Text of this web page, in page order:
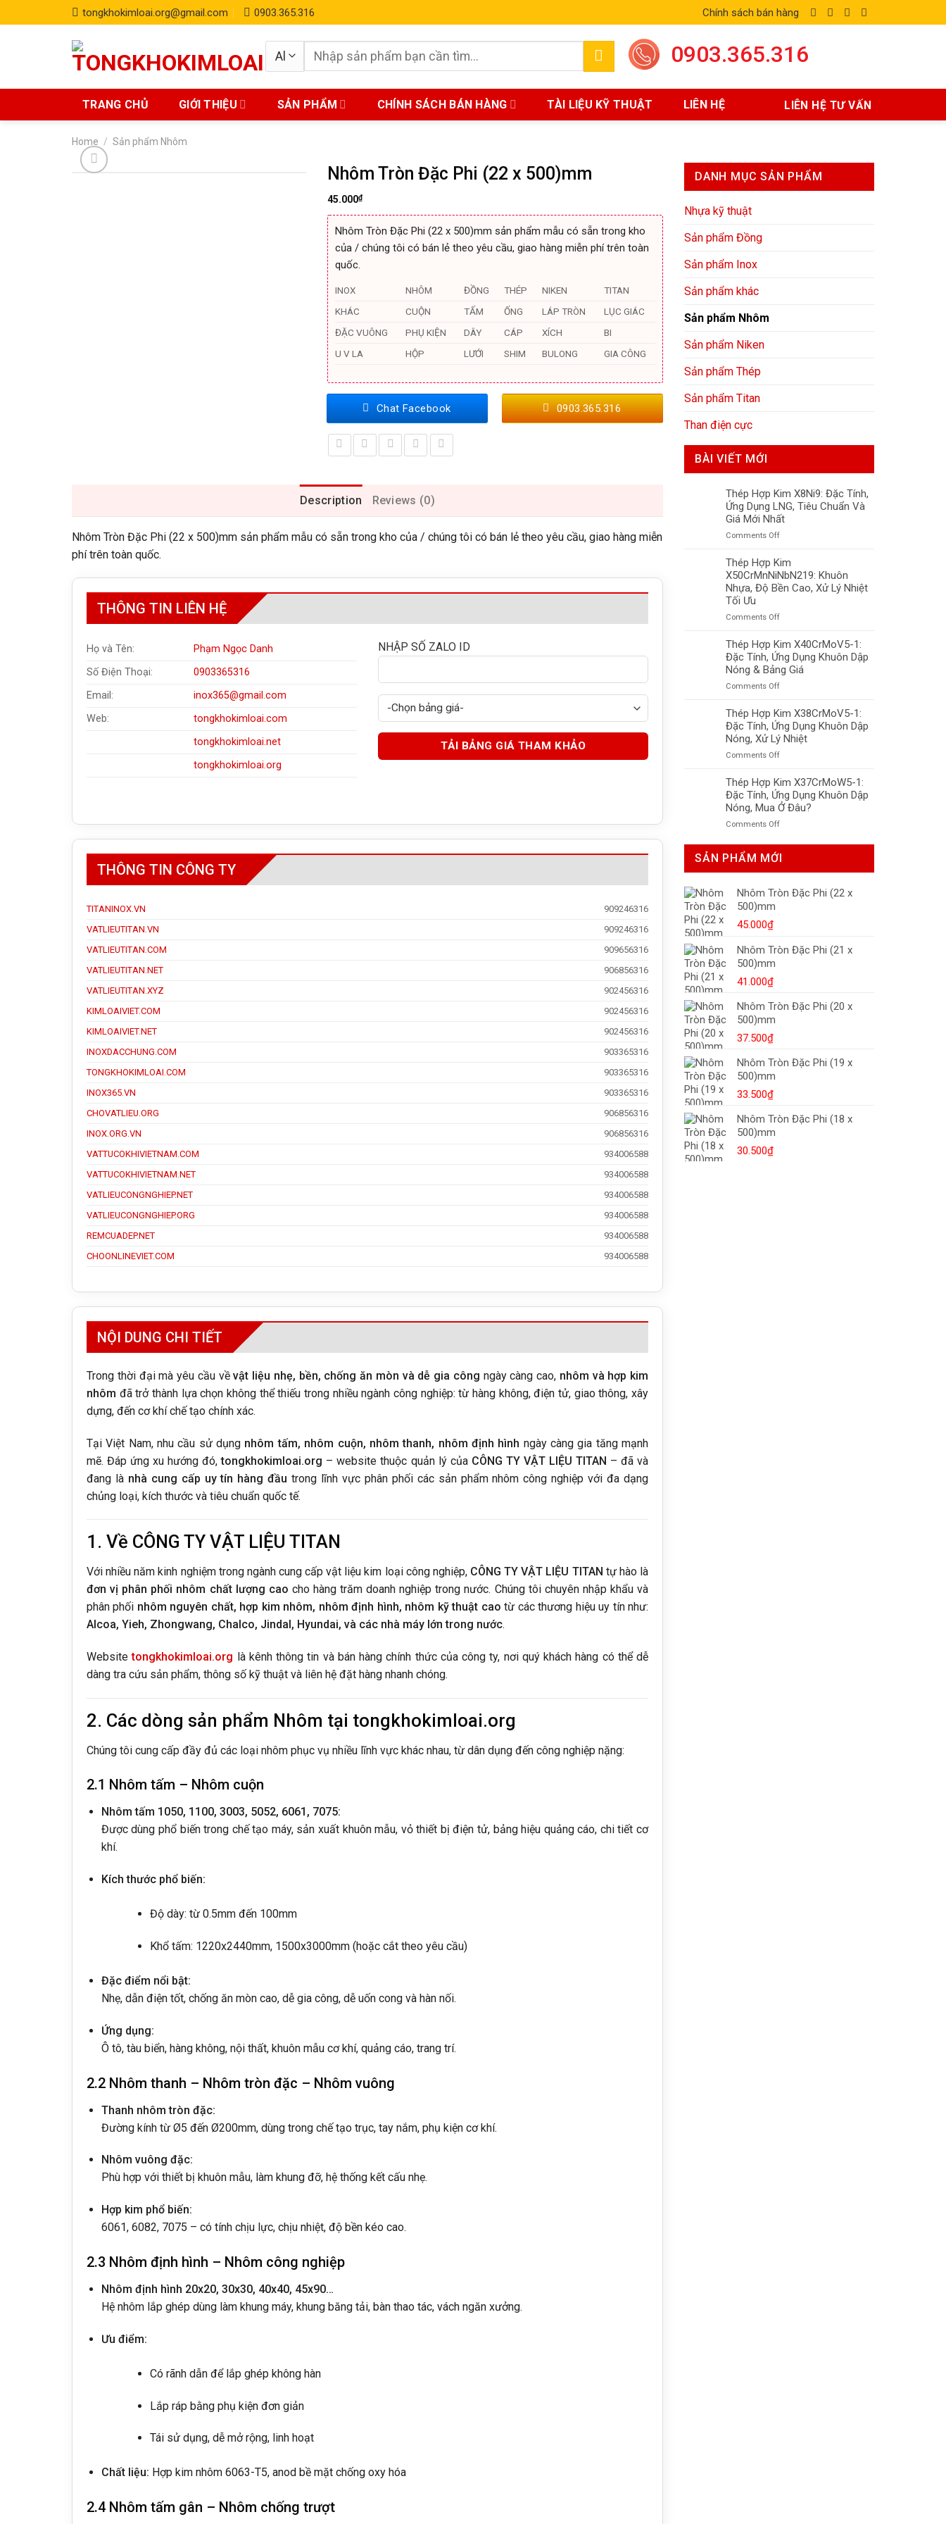
to
tongkhokimloai.org@gmail.com 0903.365.316 Chính sách bán hàng
Search
for:
0903.365.316
TRANG CHỦ GIỚI THIỆU SẢN PHẨM CHÍNH SÁCH BÁN HÀNG TÀI LIỆU KỸ THUẬT LIÊN HỆ LIÊN HỆ TƯ VẤN
Home / Sản phẩm Nhôm
DANH MỤC SẢN PHẨM
Nhựa kỹ thuật
Sản phẩm Đồng
Sản phẩm Inox
Sản phẩm khác
Sản phẩm Nhôm
Sản phẩm Niken
Sản phẩm Thép
Sản phẩm Titan
Than điện cực
BÀI VIẾT MỚI
Thép Hợp Kim X8Ni9: Đặc Tính,
Ứng Dụng LNG, Tiêu Chuẩn Và
Giá Mới Nhất
Comments Offon
Hợp
Kim
X8Ni9:
Đặc
LNG,
Tiêu
Chuẩn
Và
Nhất
Thép Hợp Kim
X50CrMnNiNbN219: Khuôn
Nhựa, Độ Bền Cao, Xử Lý Nhiệt
Tối Ưu
Comments Offon
Hợp
Kim
X50CrMnNiNbN219:
Khuôn
Bền
Cao,
Xử
Ưu
Thép Hợp Kim X40CrMoV5-1:
Đặc Tính, Ứng Dụng Khuôn Dập
Nóng & Bảng Giá
Comments Offon
Hợp
Kim
X40CrMoV5-
1:
Ứng
Dụng
Khuôn
Bảng
Giá
Thép Hợp Kim X38CrMoV5-1:
Đặc Tính, Ứng Dụng Khuôn Dập
Nóng, Xử Lý Nhiệt
Comments Offon
Hợp
Kim
X38CrMoV5-
1:
Dụng
Khuôn
Nóng,
Thép Hợp Kim X37CrMoW5-1:
Đặc Tính, Ứng Dụng Khuôn Dập
Nóng, Mua Ở Đâu?
Comments Offon
Hợp
X37CrMoW5-
Đặc
Dập
Đâu?
SẢN PHẨM MỚI
Nhôm Tròn Đặc Phi (22 x
500)mm
45.000₫
Nhôm Tròn Đặc Phi (21 x
500)mm
41.000₫
Nhôm Tròn Đặc Phi (20 x
500)mm
37.500₫
Nhôm Tròn Đặc Phi (19 x
500)mm
33.500₫
Nhôm Tròn Đặc Phi (18 x
500)mm
30.500₫
Nhôm Tròn Đặc Phi (22 x 500)mm
45.000₫
Nhôm Tròn Đặc Phi (22 x 500)mm sản phẩm mẫu có sẵn trong kho
của / chúng tôi có bán lẻ theo yêu cầu, giao hàng miễn phí trên toàn
quốc.
INOX NHÔM ĐỒNG THÉP NIKEN
TITAN
KHÁC
CUỘN TẤM ỐNG LÁP TRÒN
LỤC GIÁC
ĐẶC VUÔNG
PHỤ KIỆN DÂY CÁP XÍCH
BI
U V LA
HỘP LƯỚI SHIM BULONG GIA CÔNG
Chat Facebook 0903.365.316
Description Reviews (0)
Nhôm Tròn Đặc Phi (22 x 500)mm sản phẩm mẫu có sẵn trong kho của / chúng tôi có bán lẻ theo yêu cầu, giao hàng miễn
phí trên toàn quốc.
THÔNG TIN LIÊN HỆ
Họ và Tên:
Phạm Ngọc Danh
Số Điện Thoại:
0903365316
Email:
inox365@gmail.com
Web:
tongkhokimloai.com
tongkhokimloai.net
tongkhokimloai.org
NHẬP SỐ ZALO ID
THÔNG TIN CÔNG TY
TITANINOX.VN
909246316
VATLIEUTITAN.VN
909246316
VATLIEUTITAN.COM
909656316
VATLIEUTITAN.NET
906856316
VATLIEUTITAN.XYZ
902456316
KIMLOAIVIET.COM
902456316
KIMLOAIVIET.NET
902456316
INOXDACCHUNG.COM
903365316
TONGKHOKIMLOAI.COM
903365316
INOX365.VN
903365316
CHOVATLIEU.ORG
906856316
INOX.ORG.VN
906856316
VATTUCOKHIVIETNAM.COM
934006588
VATTUCOKHIVIETNAM.NET
934006588
VATLIEUCONGNGHIEP.NET
934006588
VATLIEUCONGNGHIEP.ORG
934006588
REMCUADEP.NET
934006588
CHOONLINEVIET.COM
934006588
NỘI DUNG CHI TIẾT
Trong thời đại mà yêu cầu vềvật liệu nhẹ, bền, chống ăn mòn và dễ gia công ngày càng cao, nhôm và hợp kim
nhôm đã trở thành lựa chọn không thể thiếu trong nhiều ngành công nghiệp: từ hàng không, điện tử, giao thông, xây
dựng, đến cơ khí chế tạo chính xác.
Tại Việt Nam, nhu cầu sử dụng nhôm tấm, nhôm cuộn, nhôm thanh, nhôm định hình ngày càng gia tăng mạnh
mẽ. Đáp ứng xu hướng đó,tongkhokimloai.org – website thuộc quản lý của CÔNG TY VẬT LIỆU TITAN – đã và
đang là nhà cung cấp uy tín hàng đầu trong lĩnh vực phân phối các sản phẩm nhôm công nghiệp với đa dạng
chủng loại, kích thước và tiêu chuẩn quốc tế.
1. Về CÔNG TY VẬT LIỆU TITAN
Với nhiều năm kinh nghiệm trong ngành cung cấp vật liệu kim loại công nghiệp, CÔNG TY VẬT LIỆU TITAN tự hào là
đơn vị phân phối nhôm chất lượng cao cho hàng trăm doanh nghiệp trong nước. Chúng tôi chuyên nhập khẩu và
phân phối nhôm nguyên chất, hợp kim nhôm, nhôm định hình, nhôm kỹ thuật cao từ các thương hiệu uy tín như:
Alcoa, Yieh, Zhongwang, Chalco, Jindal, Hyundai, và các nhà máy lớn trong nước.
Websitetongkhokimloai.org là kênh thông tin và bán hàng chính thức của công ty, nơi quý khách hàng có thể dễ
dàng tra cứu sản phẩm, thông số kỹ thuật và liên hệ đặt hàng nhanh chóng.
2. Các dòng sản phẩm Nhôm tại tongkhokimloai.org
Chúng tôi cung cấp đầy đủ các loại nhôm phục vụ nhiều lĩnh vực khác nhau, từ dân dụng đến công nghiệp nặng:
2.1 Nhôm tấm – Nhôm cuộn
Nhôm tấm 1050, 1100, 3003, 5052, 6061, 7075:
Được dùng phổ biến trong chế tạo máy, sản xuất khuôn mẫu, vỏ thiết bị điện tử, bảng hiệu quảng cáo, chi tiết cơ
khí.
Kích thước phổ biến:
Độ dày: từ 0.5mm đến 100mm
Khổ tấm: 1220x2440mm, 1500x3000mm (hoặc cắt theo yêu cầu)
Đặc điểm nổi bật:
Nhẹ, dẫn điện tốt, chống ăn mòn cao, dễ gia công, dễ uốn cong và hàn nối.
Ứng dụng:
Ô tô, tàu biển, hàng không, nội thất, khuôn mẫu cơ khí, quảng cáo, trang trí.
2.2 Nhôm thanh – Nhôm tròn đặc – Nhôm vuông
Thanh nhôm tròn đặc:
Đường kính từ Ø5 đến Ø200mm, dùng trong chế tạo trục, tay nắm, phụ kiện cơ khí.
Nhôm vuông đặc:
Phù hợp với thiết bị khuôn mẫu, làm khung đỡ, hệ thống kết cấu nhẹ.
Hợp kim phổ biến:
6061, 6082, 7075 – có tính chịu lực, chịu nhiệt, độ bền kéo cao.
2.3 Nhôm định hình – Nhôm công nghiệp
Nhôm định hình 20x20, 30x30, 40x40, 45x90…
Hệ nhôm lắp ghép dùng làm khung máy, khung băng tải, bàn thao tác, vách ngăn xưởng.
Ưu điểm:
Có rãnh dẫn để lắp ghép không hàn
Lắp ráp bằng phụ kiện đơn giản
Tái sử dụng, dễ mở rộng, linh hoạt
Chất liệu: Hợp kim nhôm 6063-T5, anod bề mặt chống oxy hóa
2.4 Nhôm tấm gân – Nhôm chống trượt